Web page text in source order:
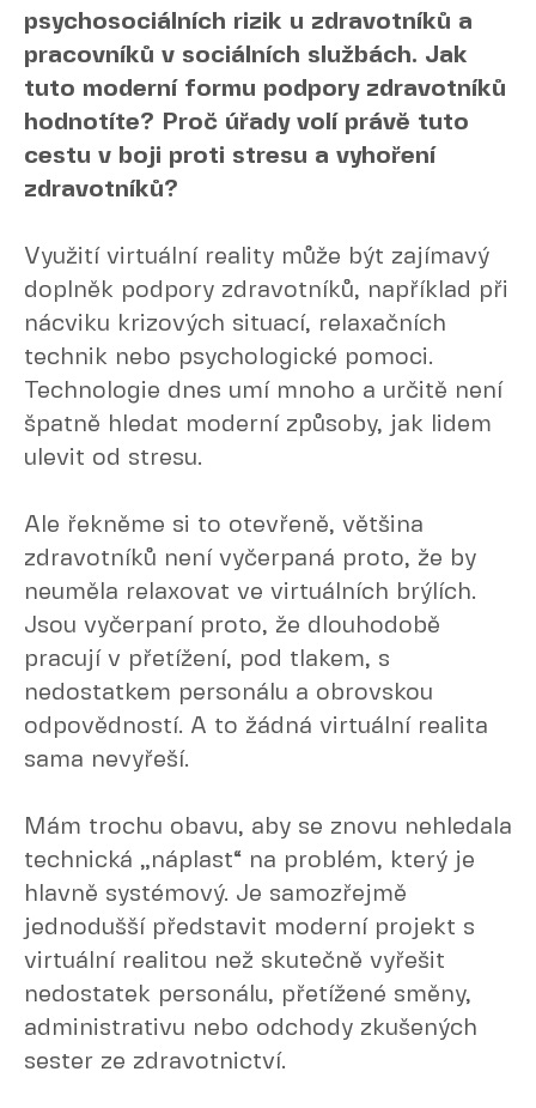
psychosociálních rizik u zdravotníků a
pracovníků v sociálních službách. Jak
tuto moderní formu podpory zdravotníků
hodnotíte? Proč úřady volí právě tuto
cestu v boji proti stresu a vyhoření
zdravotníků?
Využití virtuální reality může být zajímavý
doplněk podpory zdravotníků, například při
nácviku krizových situací, relaxačních
technik nebo psychologické pomoci.
Technologie dnes umí mnoho a určitě není
špatně hledat moderní způsoby, jak lidem
ulevit od stresu.
Ale řekněme si to otevřeně, většina
zdravotníků není vyčerpaná proto, že by
neuměla relaxovat ve virtuálních brýlích.
Jsou vyčerpaní proto, že dlouhodobě
pracují v přetížení, pod tlakem, s
nedostatkem personálu a obrovskou
odpovědností. A to žádná virtuální realita
sama nevyřeší.
Mám trochu obavu, aby se znovu nehledala
technická „náplast“ na problém, který je
hlavně systémový. Je samozřejmě
jednodušší představit moderní projekt s
virtuální realitou než skutečně vyřešit
nedostatek personálu, přetížené směny,
administrativu nebo odchody zkušených
sester ze zdravotnictví.